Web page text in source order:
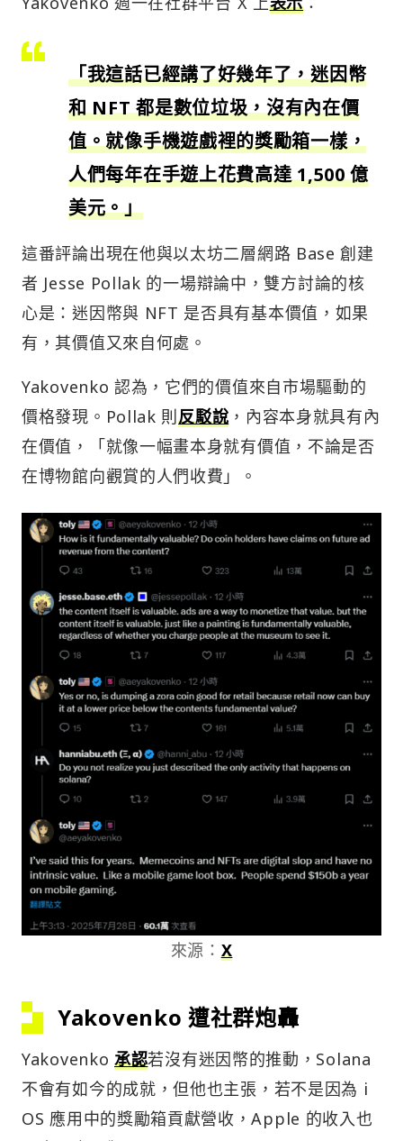
「我這話已經講了好幾年了，迷因幣
和 NFT 都是數位垃圾，沒有內在價
值。就像手機遊戲裡的獎勵箱一樣，
人們每年在手遊上花費高達 1,500 億
美元。」
這番評論出現在他與以太坊二層網路 Base 創建
者 Jesse Pollak 的一場辯論中，雙方討論的核
心是：迷因幣與 NFT 是否具有基本價值，如果
有，其價值又來自何處。
Yakovenko 認為，它們的價值來自市場驅動的
價格發現。Pollak 則反駁說 ，內容本身就具有內
在價值，「就像一幅畫本身就有價值，不論是否
在博物館向觀賞的人們收費」。
來源： X
Yakovenko 遭社群炮轟
Yakovenko 承認若沒有迷因幣的推動，Solana
不會有如今的成就，但他也主張，若不是因為 i
OS 應用中的獎勵箱貢獻營收，Apple 的收入也